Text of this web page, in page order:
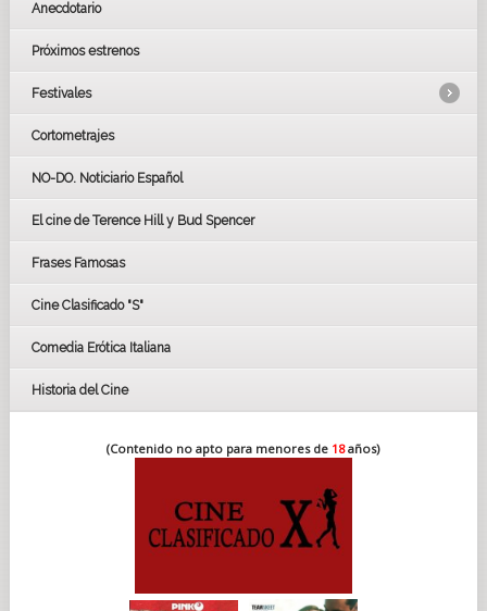
Anecdotario
Próximos estrenos
Festivales
LOS OSCARS
GOYAS
BAFTA
Cortometrajes
NO-DO. Noticiario Español
El cine de Terence Hill y Bud Spencer
Frases Famosas
Cine Clasificado "S"
Comedia Erótica Italiana
Historia del Cine
(Contenido no apto para menores de 18años)